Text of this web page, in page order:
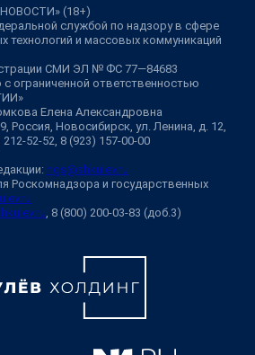
(18+)
службой по надзору в сфере
технологий и массовых коммуникаций
СМИ ЭЛ № ФС 77—84683
ограниченной ответственностью
Елена Александровна
Россия, Новосибирск, ул. Ленина, д. 12,
52-52, 8 (923) 157-00-00
ngs@shkulev.ru
Роскомнадзора и государственных
, 8 (800) 200-03-83 (доб.3)